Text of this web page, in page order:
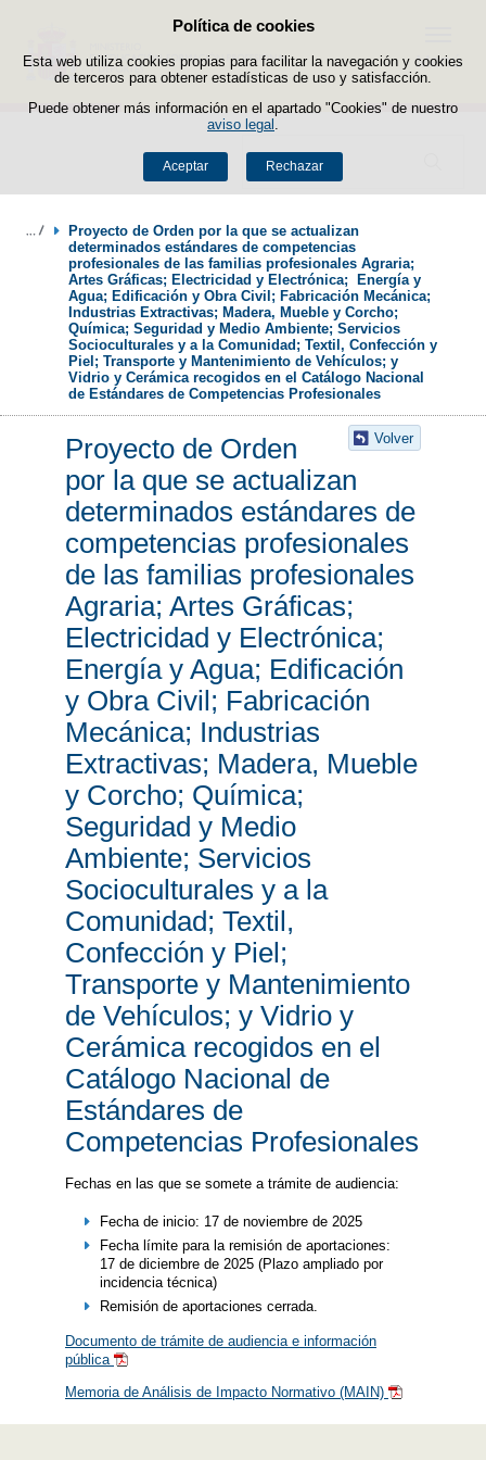
Política de cookies
Esta web utiliza cookies propias para facilitar la navegación y cookies
de terceros para obtener estadísticas de uso y satisfacción.
Puede obtener más información en el apartado "Cookies" de nuestro
aviso legal
Aceptar Rechazar
Saltar al contenido
Buscador
Menú
Proyecto de Orden por la que se actualizan
determinados estándares de competencias
profesionales de las familias profesionales Agraria;
Artes Gráficas; Electricidad y Electrónica;  Energía y
Agua; Edificación y Obra Civil; Fabricación Mecánica;
Industrias Extractivas; Madera, Mueble y Corcho;
Química; Seguridad y Medio Ambiente; Servicios
Socioculturales y a la Comunidad; Textil, Confección y
Piel; Transporte y Mantenimiento de Vehículos; y
Vidrio y Cerámica recogidos en el Catálogo Nacional
de Estándares de Competencias Profesionales
Volver
Proyecto de Orden
por la que se actualizan
determinados estándares de
competencias profesionales
de las familias profesionales
Agraria; Artes Gráficas;
Electricidad y Electrónica;
Energía y Agua; Edificación
y Obra Civil; Fabricación
Mecánica; Industrias
Extractivas; Madera, Mueble
y Corcho; Química;
Seguridad y Medio
Ambiente; Servicios
Socioculturales y a la
Comunidad; Textil,
Confección y Piel;
Transporte y Mantenimiento
de Vehículos; y Vidrio y
Cerámica recogidos en el
Catálogo Nacional de
Estándares de
Competencias Profesionales
Fechas en las que se somete a trámite de audiencia:
Fecha de inicio: 17 de noviembre de 2025
Fecha límite para la remisión de aportaciones:
17 de diciembre de 2025 (Plazo ampliado por
incidencia técnica)
Remisión de aportaciones cerrada.
Documento de trámite de audiencia e información
pública
Memoria de Análisis de Impacto Normativo (MAIN)